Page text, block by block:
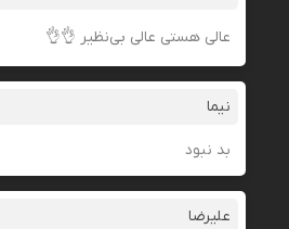
عالی هستی عالی بی‌نظیر 👌👌
نیما
بد نبود
علیرضا